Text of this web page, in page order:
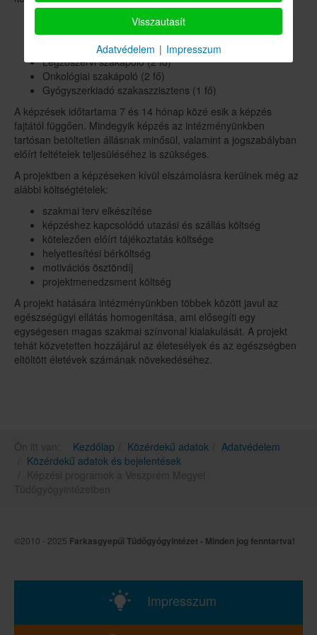
Alvásmedicina szakértője (1 fő)
Endoszkópos szakasszisztens (2 fő)
Epidemiológiai szakápoló (1 fő)
Légzőszervi szakápoló (2 fő)
Onkológiai szakápoló (2 fő)
Gyógyszerkiadó szakaszzisztens (1 fő)
A képzések időtartama 7 és 14 hónap közé esik a képzés
fajtától függően. Mindegyik képzés az intézményünkben
tartósan betöltetlen állásnak minősül, valamint a jogszabályban
előírt feltételek teljesüléséhez is szükséges.
A projektben a képzéseken kívül elszámolásra kerülnek még az
alábbi költségtételek:
szakmai terv elkészítése
képzéshez kapcsolódó utazási és szállás költség
kötelezően előírt tájékoztatás költsége
helyettesítési bérköltség
motivációs ösztöndíj
projektmenedzsment költség
A projekt hatására intézményünkben többek között javul az
egészségügyi ellátás homogenitása, ami elősegíti egy
egységesen magas szakmai színvonal kialakulását. A projekt
tehát közvetetten hozzájárul az életesélyek és az egészségben
eltöltött életévek számának növekedéséhez.
Kezdőlap Közérdekű adatok
Adatvédelem
Közérdekű adatok és bejelentések
©2010 - 2025 Farkasgyepűi Tüdőgyógyintézet - Minden jog fenntartva!
Impresszum
Visszautasít
Adatvédelem | Impresszum